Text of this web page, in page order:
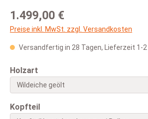
Regulärer Preis:
1.499,00 €
Preise inkl. MwSt. zzgl. Versandkosten
Versandfertig in 28 Tagen, Lieferzeit 1-2
Holzart
Kopfteilauswählen